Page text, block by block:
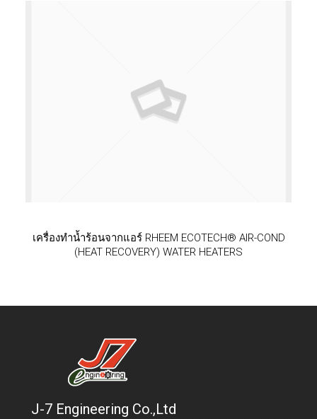
เครื่องทำน้ำร้อนจากแอร์ RHEEM ECOTECH® AIR-COND
(HEAT RECOVERY) WATER HEATERS
J-7 Engineering Co.,Ltd